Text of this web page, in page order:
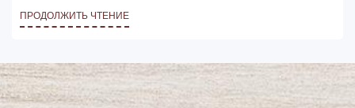
межкомнатные двери из массива дерева –
идеальное решение для вас.
ПРОДОЛЖИТЬ ЧТЕНИЕ